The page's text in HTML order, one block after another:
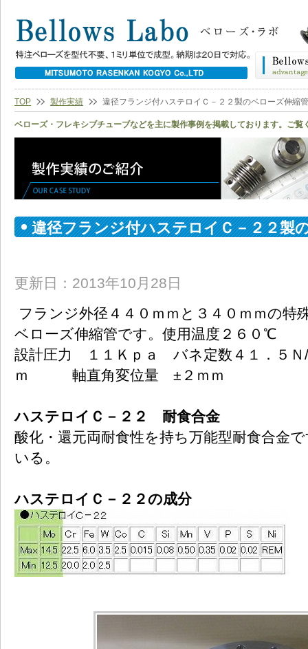
TOP 製作実績 違径フランジ付ハステロイＣ－２２製のベローズ伸
ベローズ・フレキシブチューブなどを主に製作事例を掲載しております。ご覧
違径フランジ付ハステロイＣ－２２
更新日：2013年10月28日
フランジ外径４４０ｍｍと３４０ｍｍの特
ベローズ伸縮管です。使用温度２６０℃
設計圧力 １１Ｋｐａ バネ定数４１．５Ｎ
ｍ 軸直角変位量 ±２ｍｍ
ハステロイＣ－２２ 耐食合金
酸化・還元両耐食性を持ち万能型耐食合金
いる。
ハステロイＣ－２２の成分